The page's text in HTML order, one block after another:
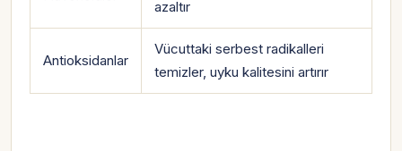
azaltır
Antioksidanlar
Vücuttaki serbest radikalleri
temizler, uyku kalitesini artırır